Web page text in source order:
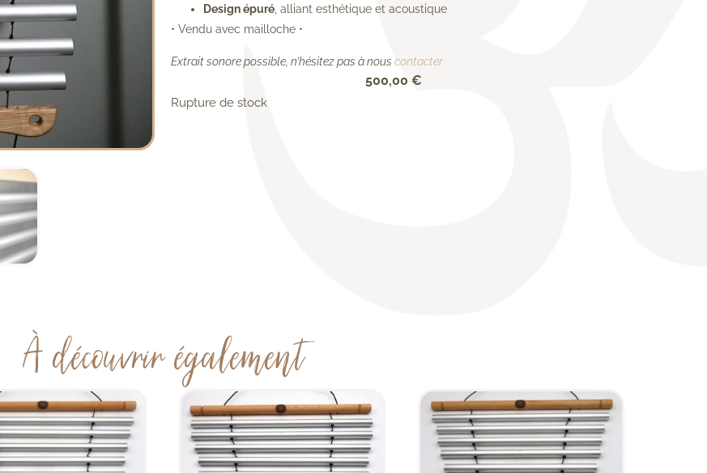
Design épuré , alliant esthétique et acoustique
• Vendu avec mailloche •
Extrait sonore possible, n’hésitez pas à nous contacter
500,00 €
Rupture de stock
À découvrir également